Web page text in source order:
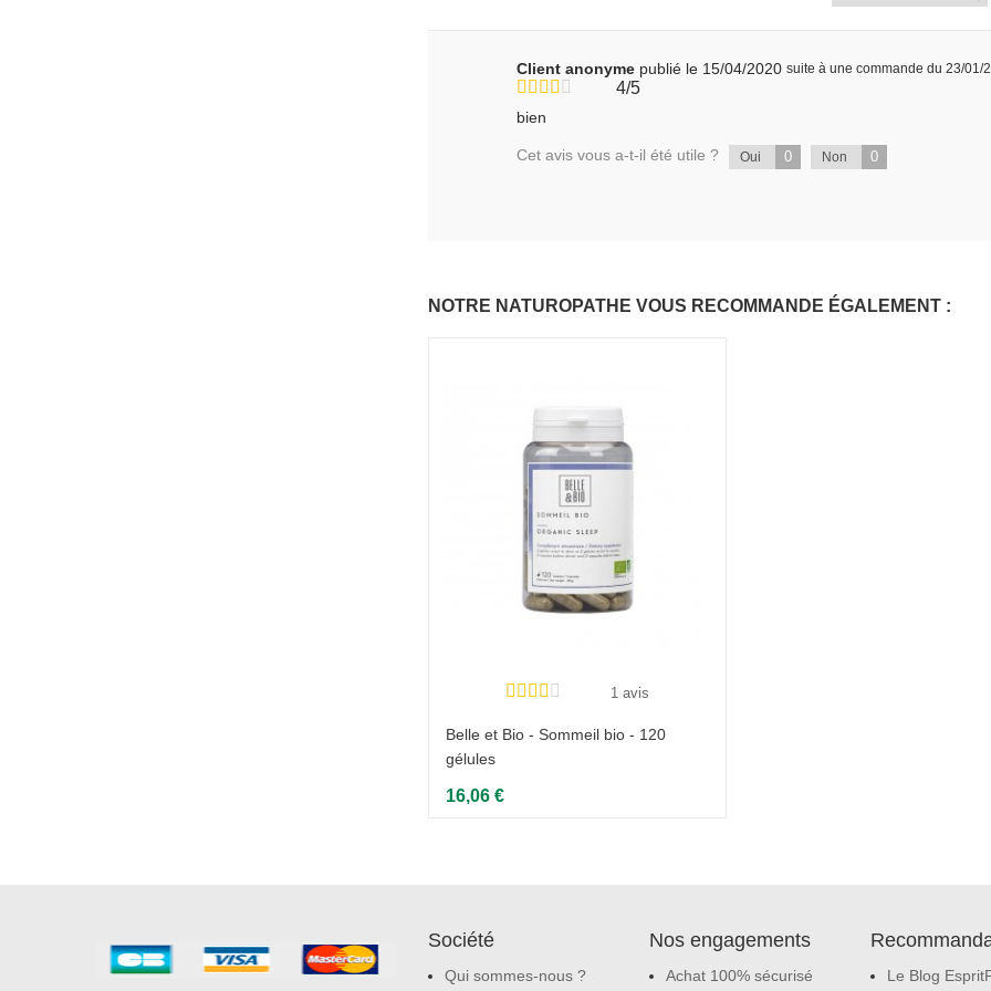
Client anonyme publié le 15/04/2020 suite à une commande du 23/01/
4/5
bien
Cet avis vous a-t-il été utile ? Oui 0 Non 0
NOTRE NATUROPATHE VOUS RECOMMANDE ÉGALEMENT :
1 avis
Belle et Bio - Sommeil bio - 120
gélules
16,06 €
Société
Qui sommes-nous ?
Nos engagements
Achat 100% sécurisé Le Blog